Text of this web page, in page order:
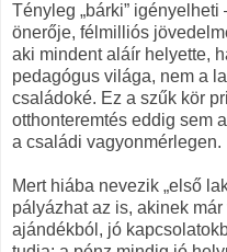
Tényleg „bárki”
önerője, félmilliós
aki mindent aláír helyette,
pedagógus világa, nem a
családoké. Ez a szűk kör
otthonteremtés eddig sem
a családi vagyonmérlegen.
Mert hiába nevezik „első
pályázhat az is, akinek
ajándékból, jó